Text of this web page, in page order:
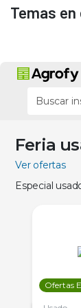
Temas
Feria
Ver ofertas
Especial
Ofertas